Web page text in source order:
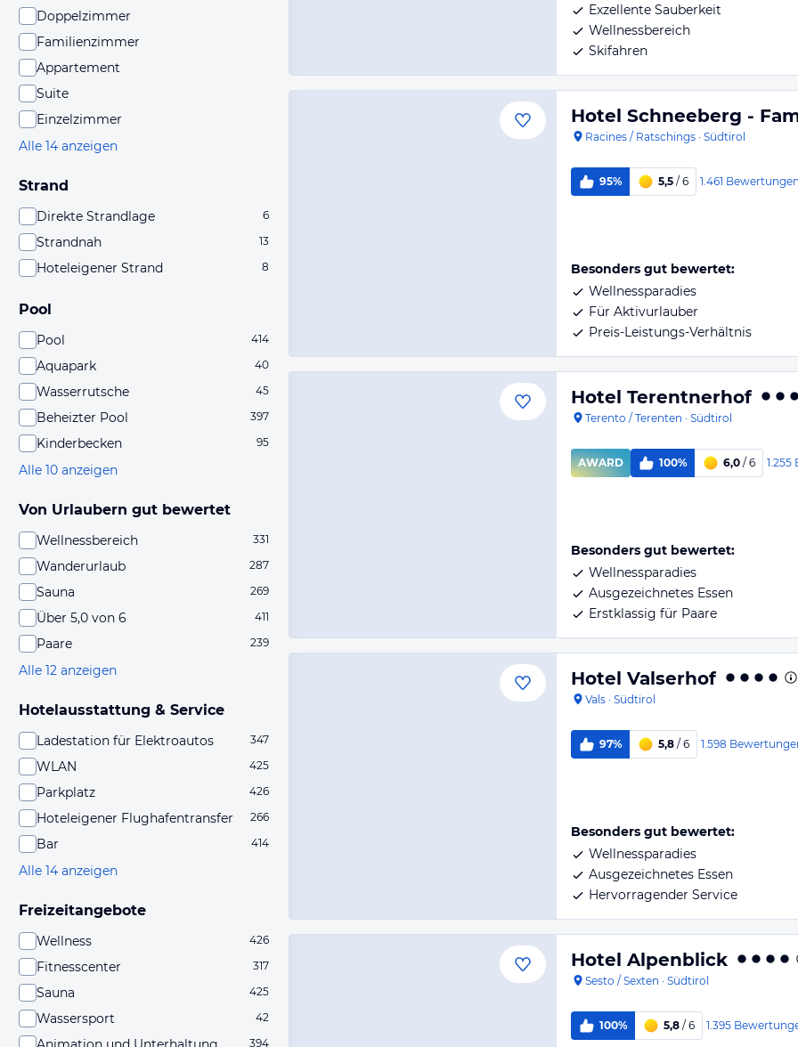
Doppelzimmer
Familienzimmer
Appartement
Suite
Einzelzimmer
Alle 14 anzeigen
Strand
Direkte Strandlage 6
Strandnah 13
Hoteleigener Strand 8
Pool
Pool 414
Aquapark 40
Wasserrutsche 45
Beheizter Pool 397
Kinderbecken 95
Alle 10 anzeigen
Von Urlaubern gut bewertet
Wellnessbereich 331
Wanderurlaub 287
Sauna 269
Über 5,0 von 6 411
Paare 239
Alle 12 anzeigen
Hotelausstattung & Service
Ladestation für Elektroautos 347
WLAN 425
Parkplatz 426
Hoteleigener Flughafentransfer 266
Bar 414
Alle 14 anzeigen
Freizeitangebote
Wellness 426
Fitnesscenter 317
Sauna 425
Wassersport 42
394
Exzellente Sauberkeit
Wellnessbereich
Skifahren
Hotel Schneeberg -
Racines / Ratschings · Südtirol
95% 5,5 / 6 1.461
Besonders gut bewertet:
Wellnessparadies
Für Aktivurlauber
Preis-Leistungs-Verhältnis
Hotel Terentnerhof
Terento / Terenten · Südtirol
AWARD 100% 6,0 / 6 1.255
Besonders gut bewertet:
Wellnessparadies
Ausgezeichnetes Essen
Erstklassig für Paare
Hotel Valserhof
Vals · Südtirol
97% 5,8 / 6 1.598
Besonders gut bewertet:
Wellnessparadies
Ausgezeichnetes Essen
Hervorragender Service
Hotel Alpenblick
Sesto / Sexten · Südtirol
100% 5,8 / 6 1.395